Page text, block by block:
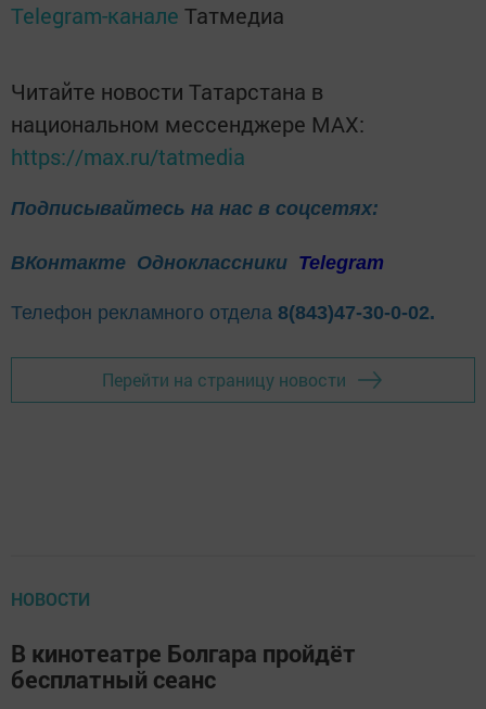
Telegram-канале Татмедиа
Читайте новости Татарстана в
национальном мессенджере MАХ:
https://max.ru/tatmedia
Подписывайтесь на нас в соцсетях:
ВКонтакте Одноклассники Telegram
Телефон рекламного отдела 8(843)47-30-0-02.
Перейти на страницу новости
НОВОСТИ
В кинотеатре Болгара пройдёт
бесплатный сеанс